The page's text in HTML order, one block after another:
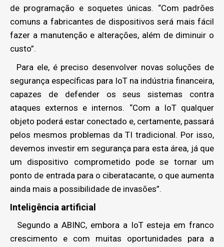
de programação e soquetes únicas. “Com padrões
comuns a fabricantes de dispositivos será mais fácil
fazer a manutenção e alterações, além de diminuir o
custo”.
Para ele, é preciso desenvolver novas soluções de
segurança específicas para IoT na indústria financeira,
capazes de defender os seus sistemas contra
ataques externos e internos. “Com a IoT qualquer
objeto poderá estar conectado e, certamente, passará
pelos mesmos problemas da TI tradicional. Por isso,
devemos investir em segurança para esta área, já que
um dispositivo comprometido pode se tornar um
ponto de entrada para o ciberatacante, o que aumenta
ainda mais a possibilidade de invasões”.
Inteligência artificial
Segundo a ABINC, embora a IoT esteja em franco
crescimento e com muitas oportunidades para a